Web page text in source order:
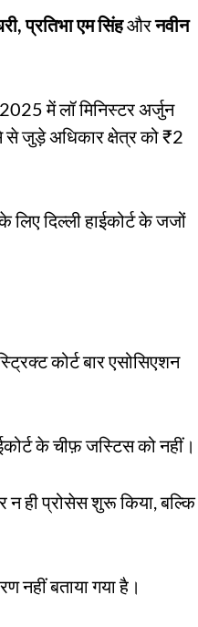
प्रतिभा एम सिंहऔरनवीन
में लॉ मिनिस्टर अर्जुन
जुड़े अधिकार क्षेत्र को ₹2
दिल्ली हाईकोर्ट के जजों
कोर्ट बार एसोसिएशन
के चीफ़ जस्टिस को नहीं।
ही प्रोसेस शुरू किया, बल्कि
नहीं बताया गया है।